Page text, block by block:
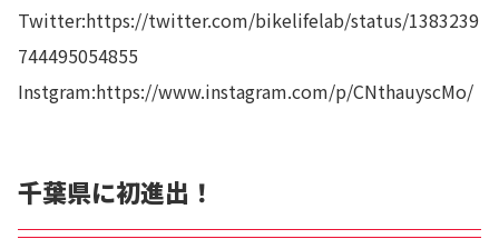
Twitter:https://twitter.com/bikelifelab/status/1383239
744495054855
Instgram:https://www.instagram.com/p/CNthauyscMo/
千葉県に初進出！